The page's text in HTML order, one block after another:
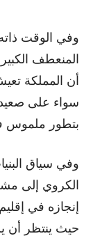
وفي الوقت
المنعطف
أن المملكة
سواء على صعيد
بتطور ملموس
وفي سياق
الكروي إلى
إنجازه في
حيث ينتظر أن